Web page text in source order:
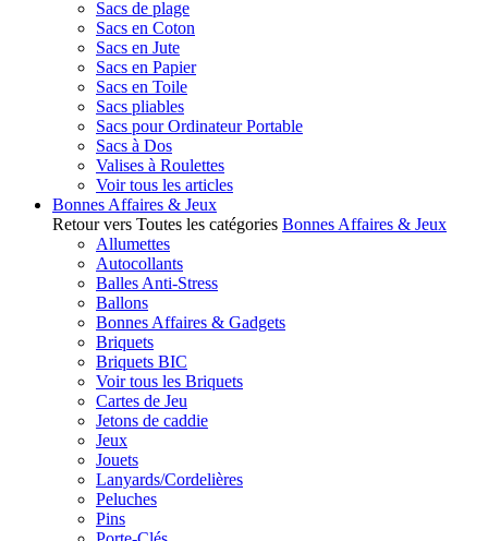
Sacs de plage
Sacs en Coton
Sacs en Jute
Sacs en Papier
Sacs en Toile
Sacs pliables
Sacs pour Ordinateur Portable
Sacs à Dos
Valises à Roulettes
Voir tous les articles
Bonnes Affaires & Jeux
Retour vers Toutes les catégories Bonnes Affaires & Jeux
Allumettes
Autocollants
Balles Anti-Stress
Ballons
Bonnes Affaires & Gadgets
Briquets
Briquets BIC
Voir tous les Briquets
Cartes de Jeu
Jetons de caddie
Jeux
Jouets
Lanyards/Cordelières
Peluches
Pins